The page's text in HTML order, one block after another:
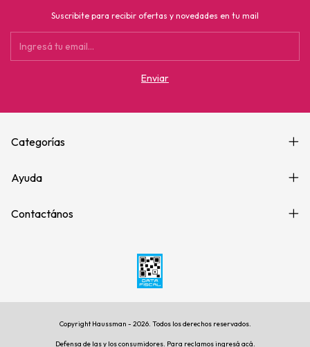
Suscribite para recibir ofertas y novedades en tu mail
Categorías
Ayuda
Contactános
Copyright Haussman - 2026. Todos los derechos reservados.
Defensa de las y los consumidores. Para reclamosingresá acá.